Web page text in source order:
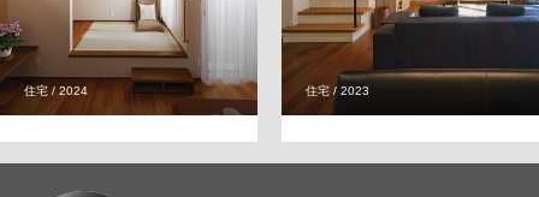
住宅 / 2024 住宅 / 2023